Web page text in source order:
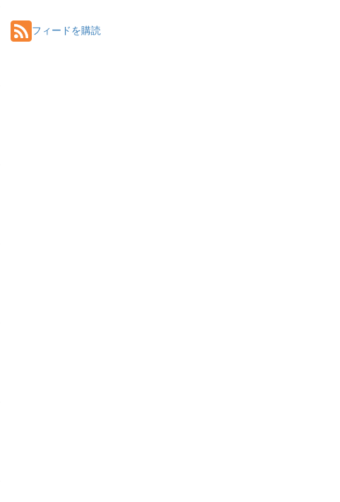
フィードを購読